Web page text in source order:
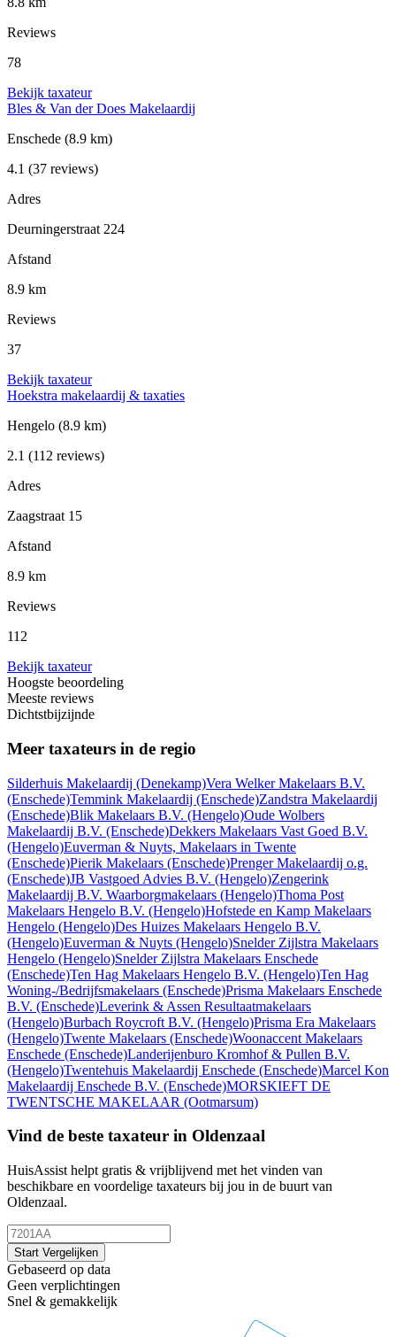
Reviews
78
Bekijk taxateur
Bles & Van der Does Makelaardij
Enschede (8.9 km)
4.1 (37 reviews)
Adres
Deurningerstraat 224
Afstand
8.9 km
Reviews
37
Bekijk taxateur
Hoekstra makelaardij & taxaties
Hengelo (8.9 km)
2.1 (112 reviews)
Adres
Zaagstraat 15
Afstand
8.9 km
Reviews
112
Bekijk taxateur
Hoogste beoordeling
Meeste reviews
Dichtstbijzijnde
Meer taxateurs in de regio
Silderhuis Makelaardij (Denekamp)Vera Welker Makelaars B.V.
(Enschede)Temmink Makelaardij (Enschede)Zandstra Makelaardij
(Enschede)Blik Makelaars B.V. (Hengelo)Oude Wolbers
Makelaardij B.V. (Enschede)Dekkers Makelaars Vast Goed B.V.
(Hengelo)Euverman & Nuyts, Makelaars in Twente
(Enschede)Pierik Makelaars (Enschede)Prenger Makelaardij o.g.
(Enschede)JB Vastgoed Advies B.V. (Hengelo)Zengerink
Makelaardij B.V. Waarborgmakelaars (Hengelo)Thoma Post
Makelaars Hengelo B.V. (Hengelo)Hofstede en Kamp Makelaars
Hengelo (Hengelo)Des Huizes Makelaars Hengelo B.V.
(Hengelo)Euverman & Nuyts (Hengelo)Snelder Zijlstra Makelaars
Hengelo (Hengelo)Snelder Zijlstra Makelaars Enschede
(Enschede)Ten Hag Makelaars Hengelo B.V. (Hengelo)Ten Hag
Woning-/Bedrijfsmakelaars (Enschede)Prisma Makelaars Enschede
B.V. (Enschede)Leverink & Assen Resultaatmakelaars
(Hengelo)Burbach Roycroft B.V. (Hengelo)Prisma Era Makelaars
(Hengelo)Twente Makelaars (Enschede)Woonaccent Makelaars
Enschede (Enschede)Landerijenburo Kromhof & Pullen B.V.
(Hengelo)Twentehuis Makelaardij Enschede (Enschede)Marcel Kon
Makelaardij Enschede B.V. (Enschede)MORSKIEFT DE
TWENTSCHE MAKELAAR (Ootmarsum)
Vind de beste taxateur in Oldenzaal
HuisAssist helpt gratis & vrijblijvend met het vinden van
beschikbare en voordelige taxateurs bij jou in de buurt van
Oldenzaal.
Start Vergelijken
Gebaseerd op data
Geen verplichtingen
Snel & gemakkelijk